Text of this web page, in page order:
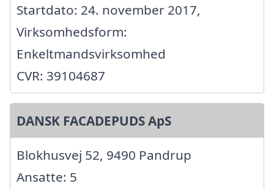
Startdato: 24. november 2017,
Virksomhedsform:
Enkeltmandsvirksomhed
CVR: 39104687
DANSK FACADEPUDS ApS
Blokhusvej 52, 9490 Pandrup
Ansatte: 5